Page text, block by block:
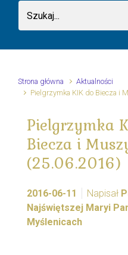
Strona główna
Aktualności
Pielgrzymka KIK do Biecza i
Pielgrzymka
Biecza i
(25.06.2016)
2016-06-11 Napisał
Najświętszej Maryi
Myślenicach